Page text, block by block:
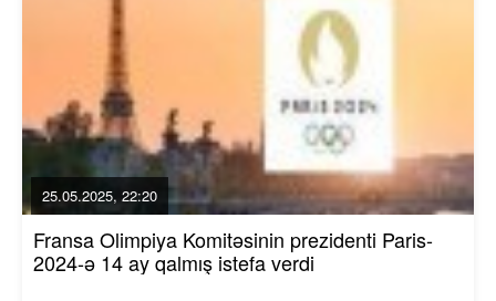
25.05.2025, 22:20
Fransa Olimpiya Komitəsinin prezidenti Paris-
2024-ə 14 ay qalmış istefa verdi